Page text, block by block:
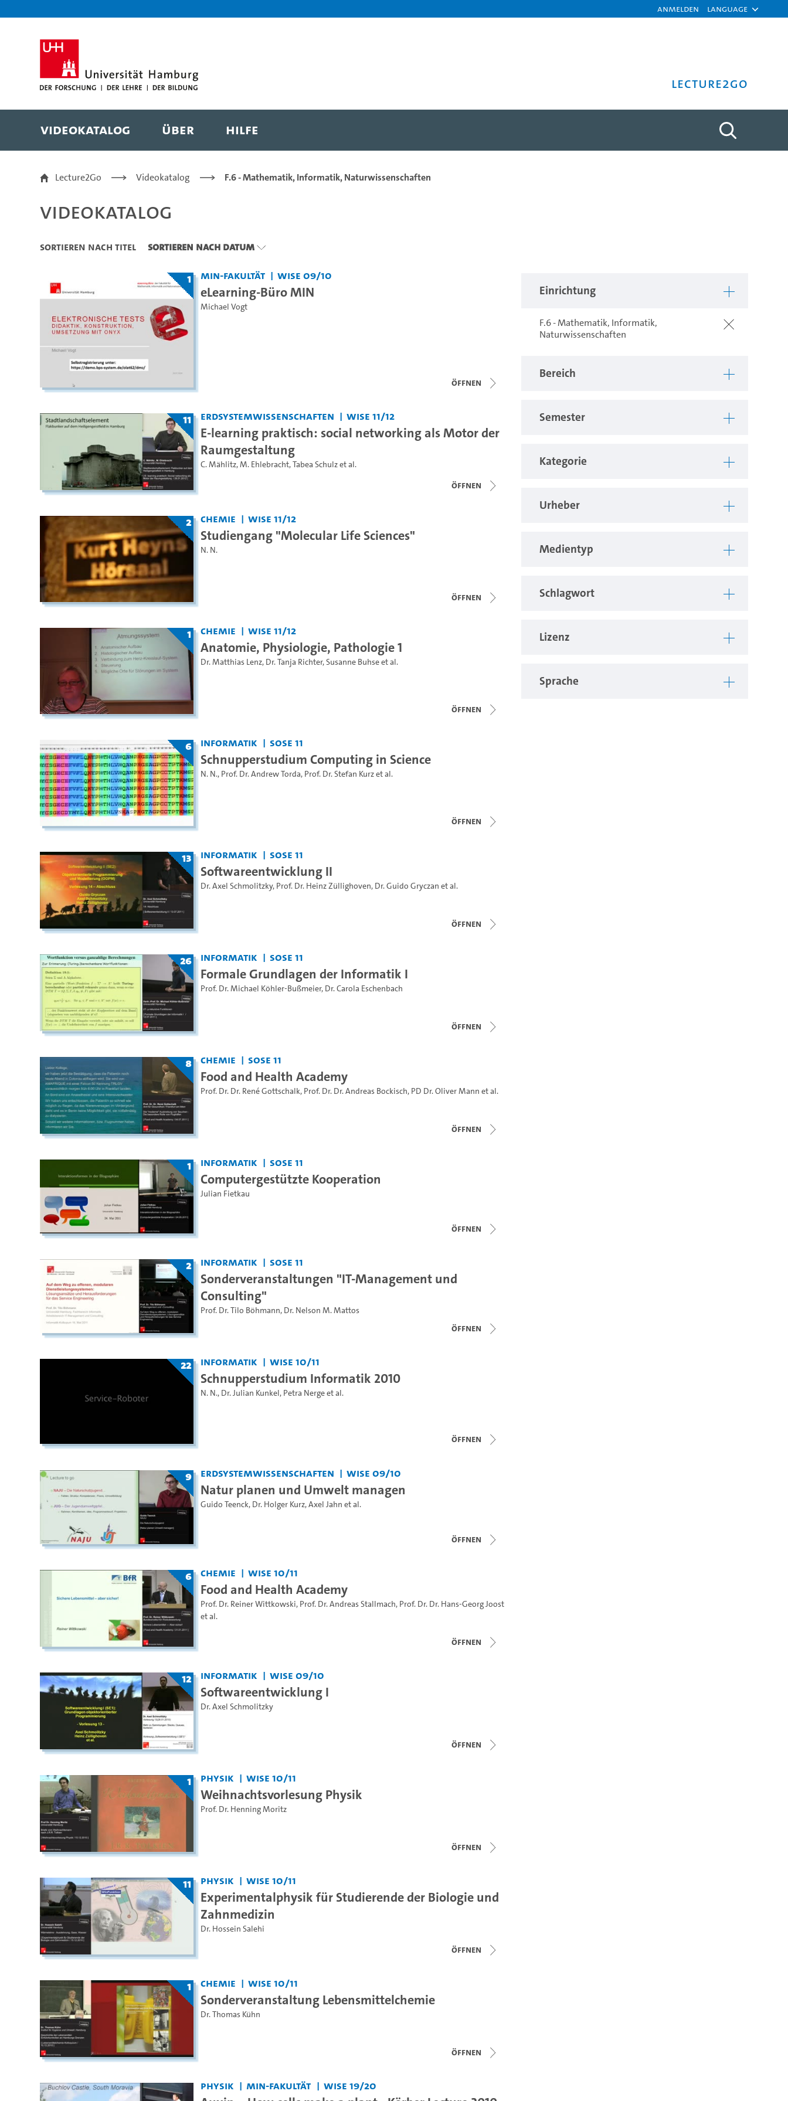
Anmelden Language
Lecture2Go
Videokatalog Über Hilfe
Videokatalog
Lecture2Go Videokatalog F.6 - Mathematik, Informatik, Naturwissenschaften
Videokatalog
Sortieren nach Titel Sortieren nach Datum
Einrichtung
F.6 - Mathematik, Informatik,
Naturwissenschaften
Bereich
Semester
Kategorie
Urheber
Medientyp
Schlagwort
Lizenz
Sprache
1 MIN-Fakultät WiSe 09/10
eLearning-Büro MIN
Michael Vogt
Öffnen
11 Erdsystemwissenschaften WiSe 11/12
E-learning praktisch: social networking als Motor der
Raumgestaltung
C. Mählitz,M. Ehlebracht,Tabea Schulzet al.
Öffnen
2 Chemie WiSe 11/12
Studiengang "Molecular Life Sciences"
N. N.
Öffnen
1 Chemie WiSe 11/12
Anatomie, Physiologie, Pathologie 1
Dr. Matthias Lenz, Dr. Tanja Richter,Susanne Buhseet al.
Öffnen
6 Informatik SoSe 11
Schnupperstudium Computing in Science
N. N., Prof. Dr. Andrew Torda, Prof. Dr. Stefan Kurzet al.
Öffnen
13 Informatik SoSe 11
Softwareentwicklung II
Dr. Axel Schmolitzky, Prof. Dr. Heinz Züllighoven, Dr. Guido Gryczan et al.
Öffnen
26 Informatik SoSe 11
Formale Grundlagen der Informatik I
Prof. Dr. Michael Köhler-Bußmeier, Dr. Carola Eschenbach
Öffnen
8 Chemie SoSe 11
Food and Health Academy
Prof. Dr. Dr. René Gottschalk, Prof. Dr. Dr. Andreas Bockisch, PD Dr. Oliver Mann et al.
Öffnen
1 Informatik SoSe 11
Computergestützte Kooperation
Julian Fietkau
Öffnen
2 Informatik SoSe 11
Sonderveranstaltungen "IT-Management und
Consulting"
Prof. Dr. Tilo Böhmann, Dr. Nelson M. Mattos
Öffnen
22 Informatik WiSe 10/11
Schnupperstudium Informatik 2010
N. N., Dr. Julian Kunkel, Petra Nergeet al.
Öffnen
9 Erdsystemwissenschaften WiSe 09/10
Natur planen und Umwelt managen
Guido Teenck, Dr. Holger Kurz,Axel Jahn et al.
Öffnen
6 Chemie WiSe 10/11
Food and Health Academy
Prof. Dr. Reiner Wittkowski, Prof. Dr. Andreas Stallmach, Prof. Dr. Dr. Hans-Georg Joost
et al.
Öffnen
12 Informatik WiSe 09/10
Softwareentwicklung I
Dr. Axel Schmolitzky
Öffnen
1 Physik WiSe 10/11
Weihnachtsvorlesung Physik
Prof. Dr. Henning Moritz
Öffnen
11 Physik WiSe 10/11
Experimentalphysik für Studierende der Biologie und
Zahnmedizin
Dr. Hossein Salehi
Öffnen
1 Chemie WiSe 10/11
Sonderveranstaltung Lebensmittelchemie
Dr. Thomas Kühn
Öffnen
Physik MIN-Fakultät WiSe 19/20